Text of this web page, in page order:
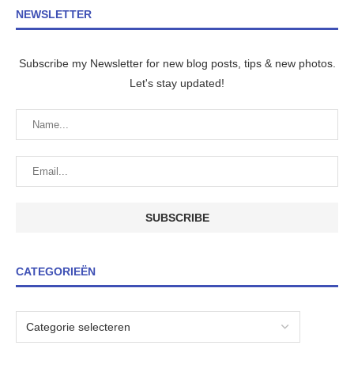
NEWSLETTER
Subscribe my Newsletter for new blog posts, tips & new photos.
Let's stay updated!
CATEGORIEËN